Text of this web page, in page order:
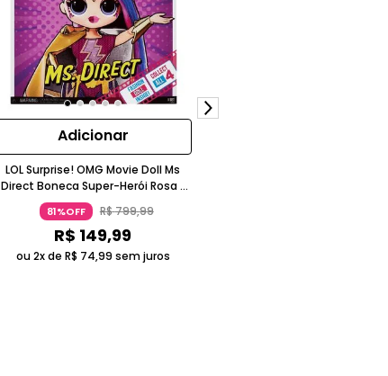
Adicionar
LOL Surprise! OMG Movie Doll Ms
Direct Boneca Super-Herói Rosa E
Roxo 5-7 Anos Candide
81%OFF R$799,99
R$ 149,99
ou 2x de R$ 74,99 sem juros